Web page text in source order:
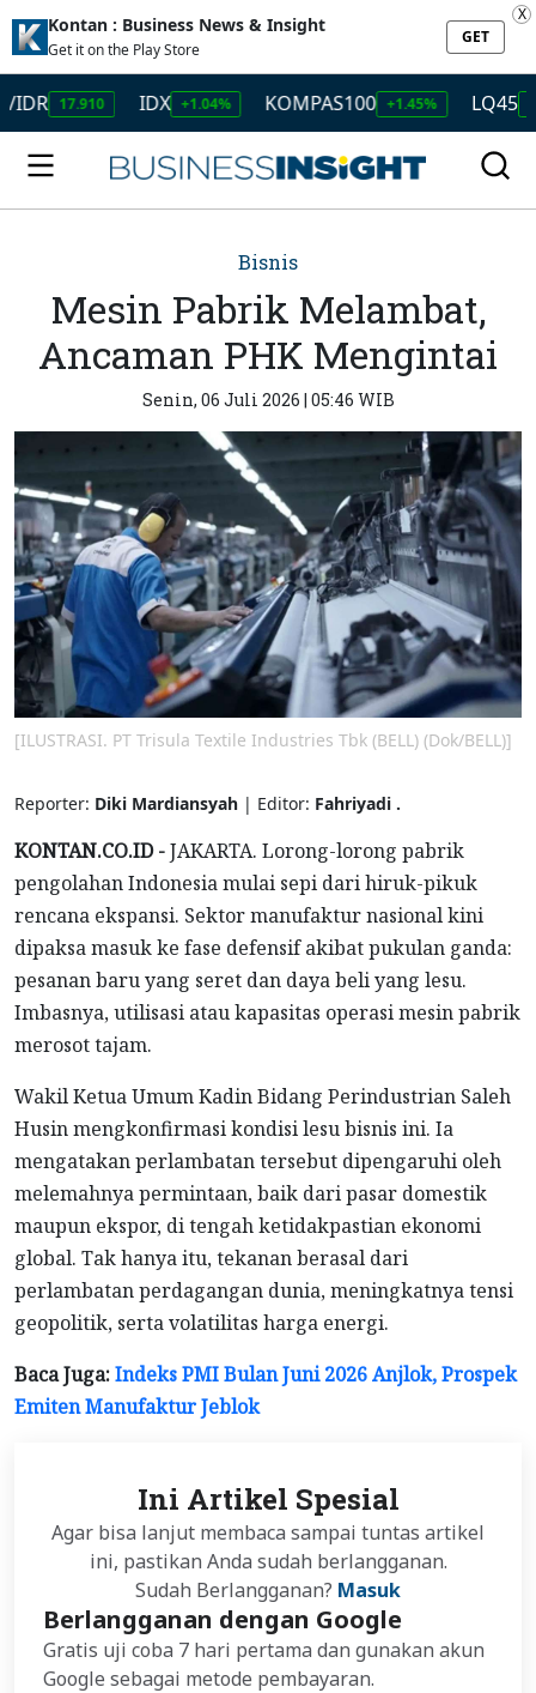
Kontan : Business News & Insight
Get it on the Play Store
GET
X
17.910 IDX +1.04% KOMPAS100 +1.45% LQ45 +1.50%
Bisnis
Mesin Pabrik Melambat,
Ancaman PHK Mengintai
Senin, 06 Juli 2026 | 05:46 WIB
[ILUSTRASI. PT Trisula Textile Industries Tbk (BELL) (Dok/BELL)]
Reporter: Diki Mardiansyah | Editor: Fahriyadi .
KONTAN.CO.ID -JAKARTA. Lorong-lorong pabrik
pengolahan Indonesia mulai sepi dari hiruk-pikuk
rencana ekspansi. Sektor manufaktur nasional kini
dipaksa masuk ke fase defensif akibat pukulan ganda:
pesanan baru yang seret dan daya beli yang lesu.
Imbasnya, utilisasi atau kapasitas operasi mesin pabrik
merosot tajam.
Wakil Ketua Umum Kadin Bidang Perindustrian Saleh
Husin mengkonfirmasi kondisi lesu bisnis ini. Ia
mengatakan perlambatan tersebut dipengaruhi oleh
melemahnya permintaan, baik dari pasar domestik
maupun ekspor, di tengah ketidakpastian ekonomi
global. Tak hanya itu, tekanan berasal dari
perlambatan perdagangan dunia, meningkatnya tensi
geopolitik, serta volatilitas harga energi.
Baca Juga:Indeks PMI Bulan Juni 2026 Anjlok, Prospek
Emiten Manufaktur Jeblok
Ini Artikel Spesial
Agar bisa lanjut membaca sampai tuntas artikel
ini, pastikan Anda sudah berlangganan.
Sudah Berlangganan? Masuk
Berlangganan dengan Google
Gratis uji coba 7 hari pertama dan gunakan akun
Google sebagai metode pembayaran.